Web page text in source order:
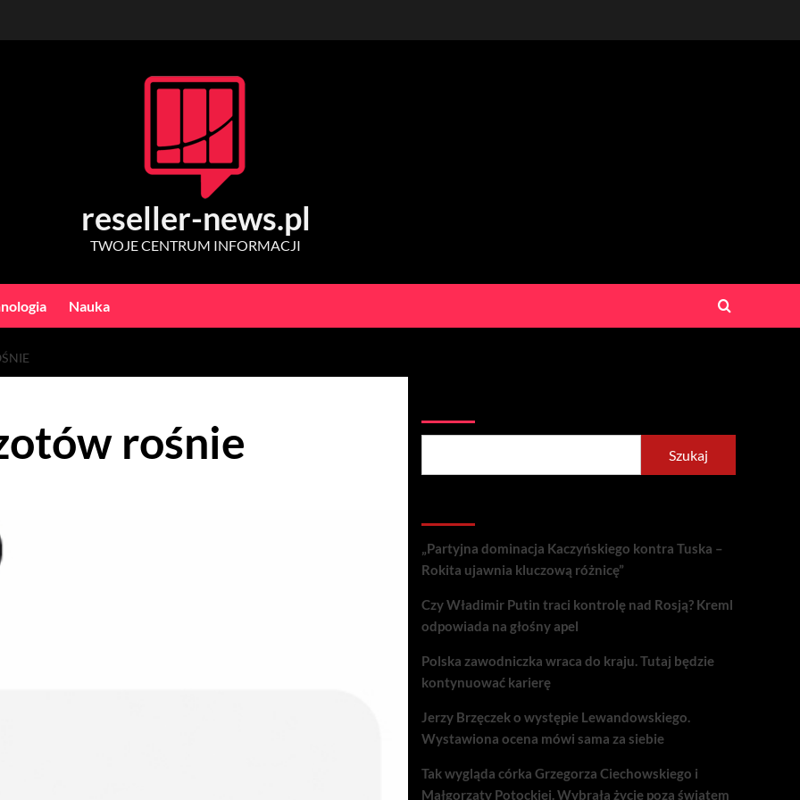
reseller-news.pl
TWOJE CENTRUM INFORMACJI
Nauka
rośnie Szukaj
„Partyjna dominacja Kaczyńskiego kontra Tuska –
Rokita ujawnia kluczową różnicę”
Czy Władimir Putin traci kontrolę nad Rosją? Kreml
odpowiada na głośny apel
Polska zawodniczka wraca do kraju. Tutaj będzie
kontynuować karierę
Jerzy Brzęczek o występie Lewandowskiego.
Wystawiona ocena mówi sama za siebie
Tak wygląda córka Grzegorza Ciechowskiego i
Małgorzaty Potockiej. Wybrała życie poza światem